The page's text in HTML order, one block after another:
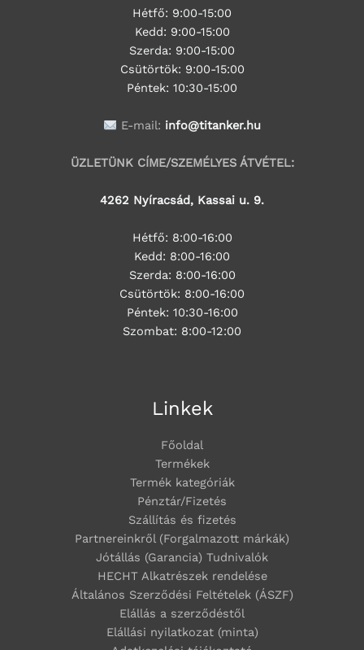
Hétfő: 9:00-15:00
Kedd: 9:00-15:00
Szerda: 9:00-15:00
Csütörtök: 9:00-15:00
Péntek: 10:30-15:00
E-mail: info@titanker.hu
ÜZLETÜNK CÍME/SZEMÉLYES ÁTVÉTEL:
4262 Nyíracsád, Kassai u. 9.
Hétfő: 8:00-16:00
Kedd: 8:00-16:00
Szerda: 8:00-16:00
Csütörtök: 8:00-16:00
Péntek: 10:30-16:00
Szombat: 8:00-12:00
Linkek
Főoldal
Termékek
Termék kategóriák
Pénztár/Fizetés
Szállítás és fizetés
Partnereinkről (Forgalmazott márkák)
Jótállás (Garancia) Tudnivalók
HECHT Alkatrészek rendelése
Általános Szerződési Feltételek (ÁSZF)
Elállás a szerződéstől
Elállási nyilatkozat (minta)